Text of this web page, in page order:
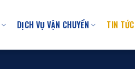
DỊCH VỤ VẬN CHUYỂN TIN TỨC